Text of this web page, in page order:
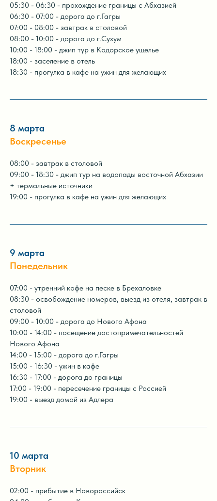
05:30 - 06:30 - прохождение границы с Абхазией
06:30 - 07:00 - дорога до г.Гагры
07:00 - 08:00 - завтрак в столовой
08:00 - 10:00 - дорога до г.Сухум
10:00 - 18:00 - джип тур в Кодорское ущелье
18:00 - заселение в отель
18:30 - прогулка в кафе на ужин для желающих
8 марта
Воскресенье
08:00 - завтрак в столовой
09:00 - 18:30 - джип тур на водопады восточной Абхазии
+ термальные источники
19:00 - прогулка в кафе на ужин для желающих
9 марта
Понедельник
07:00 - утренний кофе на песке в Брехаловке
08:30 - освобождение номеров, выезд из отеля, завтрак в
столовой
09:00 - 10:00 - дорога до Нового Афона
10:00 - 14:00 - посещение достопримечательностей
Нового Афона
14:00 - 15:00 - дорога до г.Гагры
15:00 - 16:30 - ужин в кафе
16:30 - 17:00 - дорога до границы
17:00 - 19:00 - пересечение границы с Россией
19:00 - выезд домой из Адлера
10 марта
Вторник
02:00 - прибытие в Новороссийск